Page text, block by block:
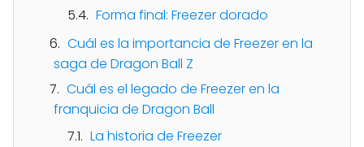
Forma final: Freezer dorado
Cuál es la importancia de Freezer en la
saga de Dragon Ball Z
Cuál es el legado de Freezer en la
franquicia de Dragon Ball
La historia de Freezer